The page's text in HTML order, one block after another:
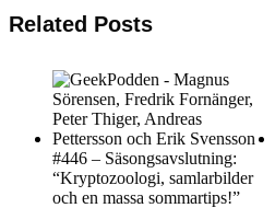
Related Posts
#446 – Säsongsavslutning:
“Kryptozoologi, samlarbilder
och en massa sommartips!”